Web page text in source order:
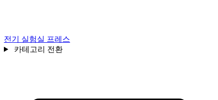
전기 실험실 프레스
카테고리 전환